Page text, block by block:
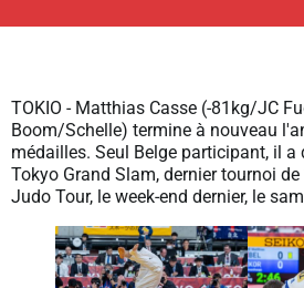
TOKIO - Matthias Casse (-81kg/JC
Boom/Schelle) termine à nouveau
médailles. Seul Belge participant, il a
Tokyo Grand Slam, dernier tournoi
Judo Tour, le week-end dernier, le